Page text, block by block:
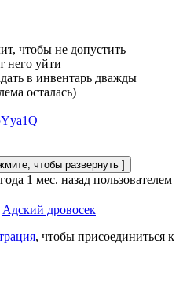
чтобы не допустить
него уйти
в инвентарь дважды
осталась)
1 мес. назад пользователем
Адский дровосек
, чтобы присоединиться к